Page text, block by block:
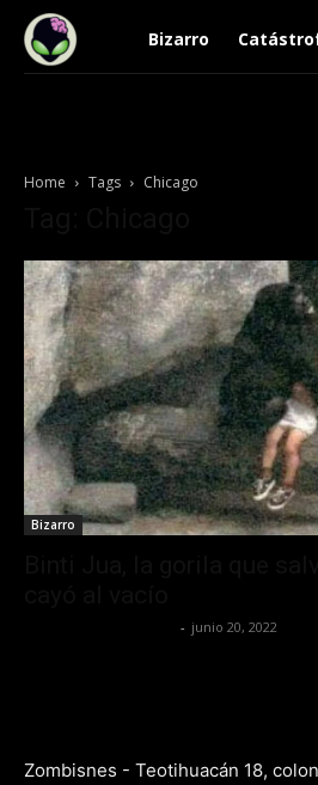
Bizarro
Home Tags Chicago
Bizarro
- junio 20, 2022
Zombisnes - Teotihuacán 18,